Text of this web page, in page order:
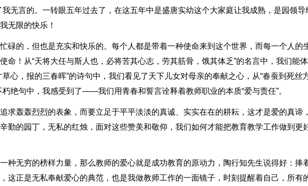
我无言的。一转眼五年过去了，在这五年中是盛唐实幼这个大家庭让我成熟，是园领导
无限的快乐！
碌的，但也是充实和快乐的。每个人都是带着一种使命来到这个世界，而每一个人的
命！从“天将大任与斯人也，必将苦其心志，劳其筋骨，饿其体乏”的名言中，我们能
心，报的三春晖”的诗句中，我们看见了天下儿女对母亲的奉献之心，从“春蚕到死丝
朽绝句中，我感受到了——我们用青春和誓言诠释着教师职业的本质“爱与责任”。
求轰轰烈烈的表象，而要立足于平平淡淡的真诚、实实在在的耕耘，这才是爱的真谛，
勤的园丁，无私的红烛，面对这些赞美和敬仰，我们如何才能把教育教学工作做到更
种无穷的榜样力量，那么教师的爱心就是成功教育的原动力，陶行知先生说得好：捧
这正是无私奉献爱心的典范，也是我做教师工作的一面镜子，时刻提醒着自己，所有